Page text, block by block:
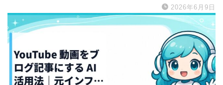
2026年6月9日